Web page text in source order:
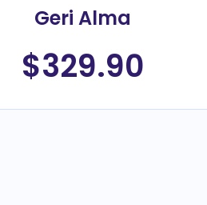
Geri Alma
$329.90